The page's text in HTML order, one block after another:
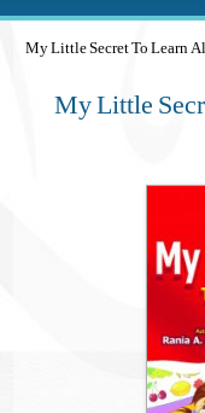
» My Little Secret To Learn
My Little